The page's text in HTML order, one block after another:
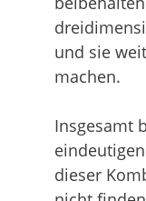
und sie
machen.
Insgesamt
dieser